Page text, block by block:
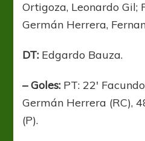
Ortigoza, Leonardo Gil;
Germán Herrera,
DT: Edgardo Bauza.
– Goles: PT: 22′
Germán Herrera (RC),
(P).